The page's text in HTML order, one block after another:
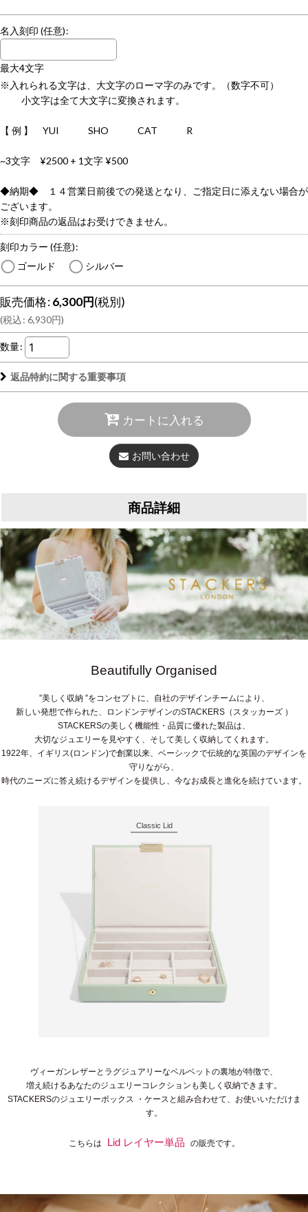
名入刻印 (任意):
最大4文字
※入れられる文字は、大文字のローマ字のみです。（数字不可）
小文字は全て大文字に変換されます。
【 例 】 YUI SHO CAT R
~3文字 ¥2500 + 1文字 ¥500
◆納期◆ １４営業日前後での発送となり、ご指定日に添えない場合が
ございます。
※刻印商品の返品はお受けできません。
刻印カラー (任意):
ゴールド
シルバー
販売価格:6,300円(税別)
(税込: 6,930円)
数量:
返品特約に関する重要事項
カートに入れる
お問い合わせ
商品詳細
Beautifully Organised
”美しく収納 ”をコンセプトに、自社のデザインチームにより、
新しい発想で作られた、ロンドンデザインのSTACKERS（スタッカーズ ）
STACKERSの美しく機能性・品質に優れた製品は、
大切なジュエリーを見やすく、そして美しく収納してくれます。
1922年、イギリス(ロンドン)で創業以来、ベーシックで伝統的な英国のデザインを
守りながら、
時代のニーズに答え続けるデザインを提供し、今なお成長と進化を続けています。
Classic Lid
ヴィーガンレザーとラグジュアリーなベルベットの裏地が特徴で、
増え続けるあなたのジュエリーコレクションも美しく収納できます。
STACKERSのジュエリーボックス ・ケースと組み合わせて、お使いいただけま
す。
こちらは Lid レイヤー単品 の販売です。